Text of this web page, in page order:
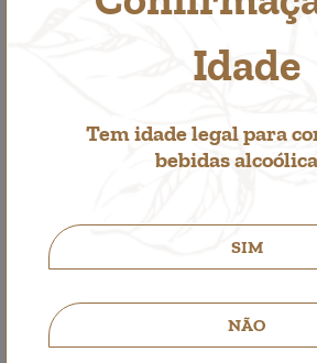
Idade
Tem idade legal para
bebidas
SIM
NÃO